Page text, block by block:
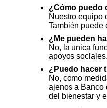
¿Cómo puedo
Nuestro equipo
También puede
¿Me pueden
No, la unica
apoyos sociales.
¿Puedo hacer
No, como
ajenos a Banco
del bienestar y